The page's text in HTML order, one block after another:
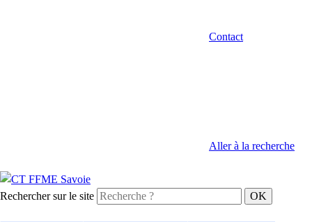
Contact
Aller à la recherche
Rechercher sur le site